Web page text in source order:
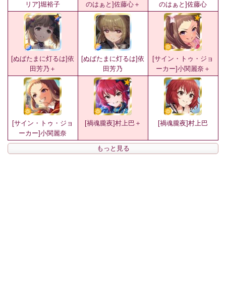
リア]堀裕子
のはぁと]佐藤心＋
のはぁと]佐藤心
[ぬばたまに灯るは]依
田芳乃＋
[ぬばたまに灯るは]依
田芳乃
[サイン・トゥ・ジョ
ーカー]小関麗奈＋
[サイン・トゥ・ジョ
ーカー]小関麗奈
[禍魂朧夜]村上巴＋ [禍魂朧夜]村上巴
もっと見る